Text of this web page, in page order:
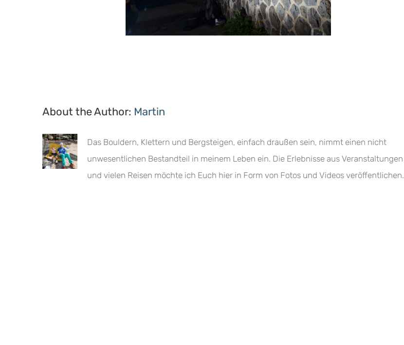
About the Author: Martin
Das Bouldern, Klettern und Bergsteigen, einfach draußen sein, nimmt einen nicht
unwesentlichen Bestandteil in meinem Leben ein. Die Erlebnisse aus Veranstaltungen
und vielen Reisen möchte ich Euch hier in Form von Fotos und Videos veröffentlichen.